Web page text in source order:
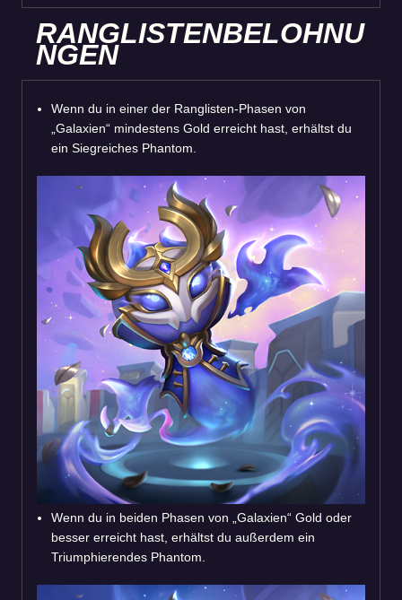
RANGLISTENBELOHNU
NGEN
Wenn du in einer der Ranglisten-Phasen von
„Galaxien“ mindestens Gold erreicht hast, erhältst du
ein Siegreiches Phantom.
Wenn du in beiden Phasen von „Galaxien“ Gold oder
besser erreicht hast, erhältst du außerdem ein
Triumphierendes Phantom.